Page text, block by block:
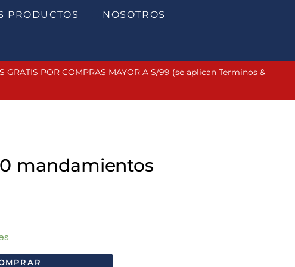
PRODUCTOS NOSOTROS
GRATIS POR COMPRAS MAYOR A S/99 (se aplican Terminos &
mandamientos